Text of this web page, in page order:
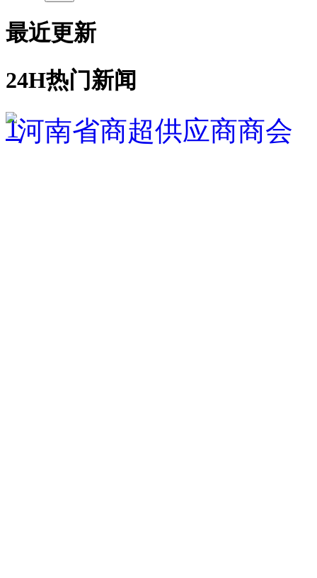
最近更新
24H热门新闻
1